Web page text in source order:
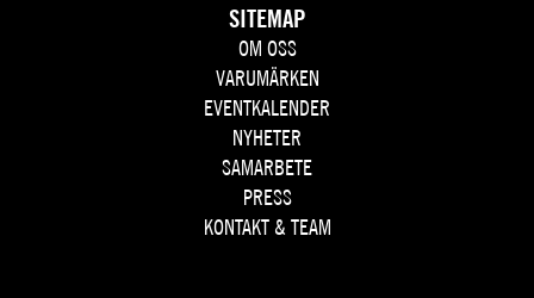
SITEMAP
OM OSS
VARUMÄRKEN
EVENTKALENDER
NYHETER
SAMARBETE
PRESS
KONTAKT & TEAM